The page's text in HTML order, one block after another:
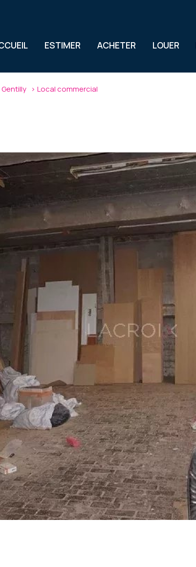
ESTIMER ACHETER LOUER
Gentilly Local commercial